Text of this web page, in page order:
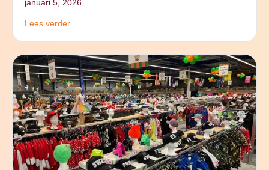
januari 5, 2026
Lees verder...